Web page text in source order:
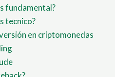
fundamental?
tecnico?
en criptomonedas